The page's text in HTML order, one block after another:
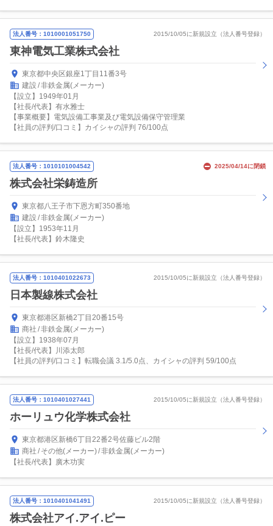
法人番号：1010001051750 2015/10/05に新規設立（法人番号登録）
東神電気工業株式会社
東京都中央区銀座1丁目11番3号
建設 非鉄金属(メーカー)
【設立】1949年01月
【社長/代表】有水雅士
【事業概要】電気設備工事業及び電気設備保守管理業
【社員の評判/口コミ】カイシャの評判 76/100点
法人番号：1010101004542 2025/04/14に閉鎖
株式会社栄鋳造所
東京都八王子市下恩方町350番地
建設 非鉄金属(メーカー)
【設立】1953年11月
【社長/代表】鈴木隆史
法人番号：1010401022673 2015/10/05に新規設立（法人番号登録）
日本製線株式会社
東京都港区新橋2丁目20番15号
商社 非鉄金属(メーカー)
【設立】1938年07月
【社長/代表】川添太郎
【社員の評判/口コミ】転職会議 3.1/5.0点、カイシャの評判 59/100点
法人番号：1010401027441 2015/10/05に新規設立（法人番号登録）
ホーリュウ化学株式会社
東京都港区新橋6丁目22番2号佐藤ビル2階
商社
その他(メーカー) 非鉄金属(メーカー)
【社長/代表】廣木功実
法人番号：1010401041491 2015/10/05に新規設立（法人番号登録）
株式会社アイ.アイ.ピー